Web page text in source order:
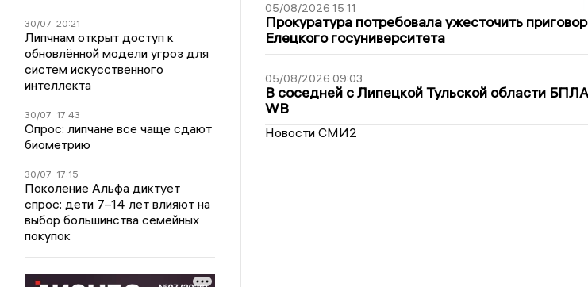
30/07 20:21
Липчнам открыт доступ к
обновлённой модели угроз для
систем искусственного
интеллекта
30/07 17:43
Опрос: липчане все чаще сдают
биометрию
30/07 17:15
Поколение Альфа диктует
спрос: дети 7–14 лет влияют на
выбор большинства семейных
покупок
05/08/2026 15:11
Прокуратура потребовала ужесточить
Елецкого госуниверситета
05/08/2026 09:03
В соседней с Липецкой Тульской области
WB
Новости СМИ2